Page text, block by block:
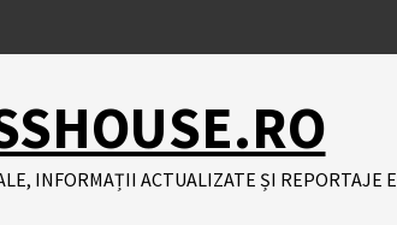
INFORMAȚII ACTUALIZATE ȘI REPORTAJE